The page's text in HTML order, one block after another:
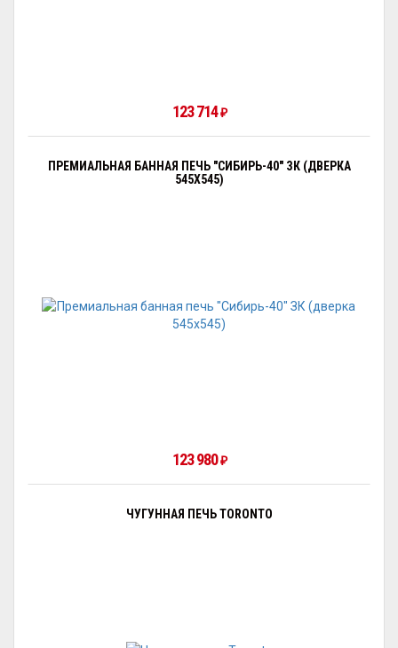
123 714₽
ПРЕМИАЛЬНАЯ БАННАЯ ПЕЧЬ "СИБИРЬ-40" ЗК (ДВЕРКА
545Х545)
123 980₽
ЧУГУННАЯ ПЕЧЬ TORONTO